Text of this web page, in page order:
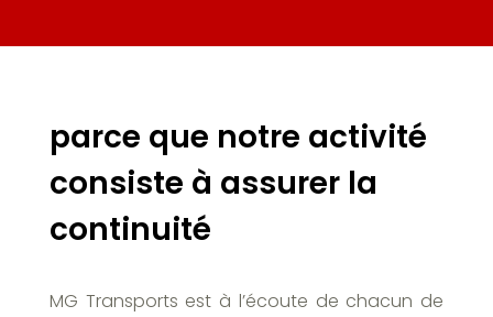
parce que notre activité
consiste à assurer la
continuité
MG Transports est à l’écoute de chacun de